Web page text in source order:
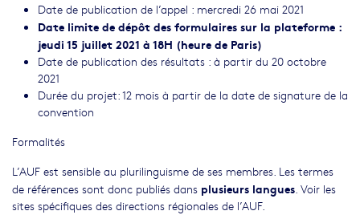
Date de publication de l’appel : mercredi 26 mai 2021
Date limite de dépôt des formulaires sur la plateforme :
jeudi 15 juillet 2021 à 18H (heure de Paris)
Date de publication des résultats : à partir du 20 octobre
2021
Durée du projet: 12 mois à partir de la date de signature de la
convention
Formalités
L’AUF est sensible au plurilinguisme de ses membres. Les termes
de références sont donc publiés dans plusieurs langues. Voir les
sites spécifiques des directions régionales de l’AUF.